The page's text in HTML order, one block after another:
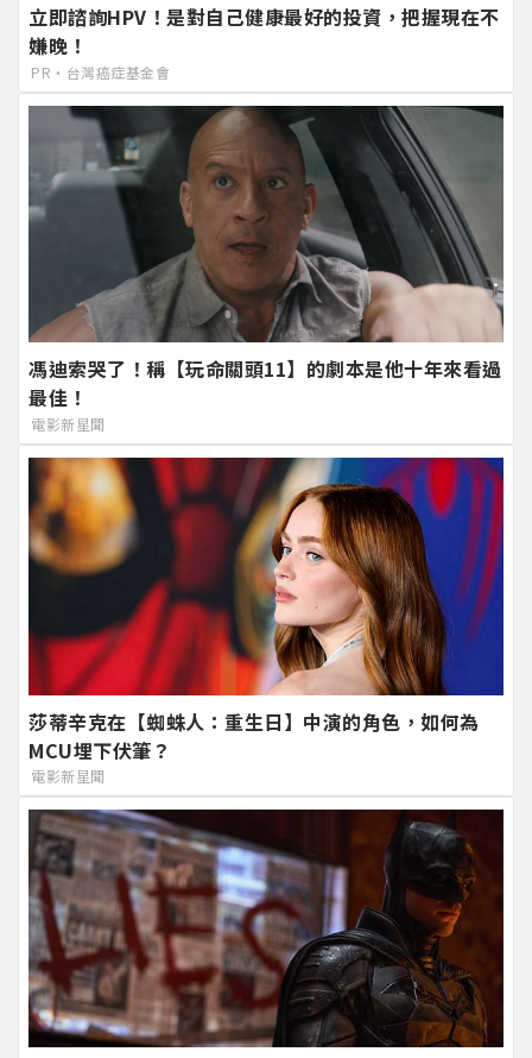
立即諮詢HPV！是對自己健康最好的投資，把握現在不
嫌晚！
PR・台灣癌症基金會
馮迪索哭了！稱【玩命關頭11】的劇本是他十年來看過
最佳！
電影新星聞
莎蒂辛克在【蜘蛛人：重生日】中演的角色，如何為
MCU埋下伏筆？
電影新星聞